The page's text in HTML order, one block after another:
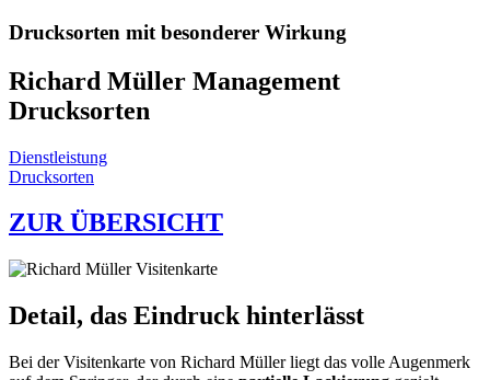
Drucksorten mit besonderer Wirkung
Richard Müller Management
Drucksorten
Dienstleistung
Drucksorten
ZUR ÜBERSICHT
Detail, das Eindruck hinterlässt
Bei der Visitenkarte von Richard Müller liegt das volle Augenmerk